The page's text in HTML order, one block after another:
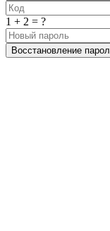
1 + 2 = ?
Восстановление